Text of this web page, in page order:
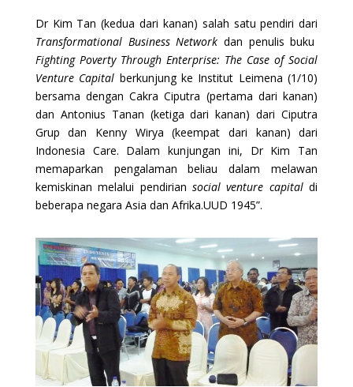
Dr Kim Tan (kedua dari kanan) salah satu pendiri dari
Transformational Business Network dan penulis buku
Fighting Poverty Through Enterprise: The Case of Social
Venture Capital berkunjung ke Institut Leimena (1/10)
bersama dengan Cakra Ciputra (pertama dari kanan)
dan Antonius Tanan (ketiga dari kanan) dari Ciputra
Grup dan Kenny Wirya (keempat dari kanan) dari
Indonesia Care. Dalam kunjungan ini, Dr Kim Tan
memaparkan pengalaman beliau dalam melawan
kemiskinan melalui pendirian social venture capitaldi
beberapa negara Asia dan Afrika.UUD 1945”.